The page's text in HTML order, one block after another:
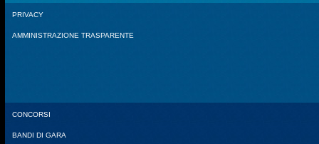
PRIVACY
AMMINISTRAZIONE TRASPARENTE
CONCORSI
BANDI DI GARA